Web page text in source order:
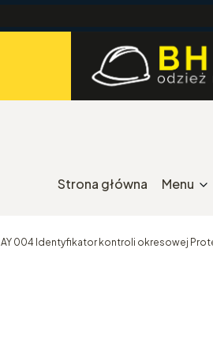
Strona główna Menu
AY 004 Identyfikator kontroli okresowej